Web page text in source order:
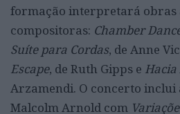
formação interpretará obras
compositoras: Chamber
Suíte para Cordas, de Anne
Escape, de Ruth Gipps e Hacia
Arzamendi. O concerto inclui
Malcolm Arnold com